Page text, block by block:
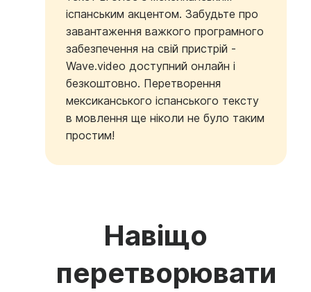
іспанським акцентом. Забудьте про
завантаження важкого програмного
забезпечення на свій пристрій -
Wave.video доступний онлайн і
безкоштовно. Перетворення
мексиканського іспанського тексту
в мовлення ще ніколи не було таким
простим!
Навіщо
перетворювати